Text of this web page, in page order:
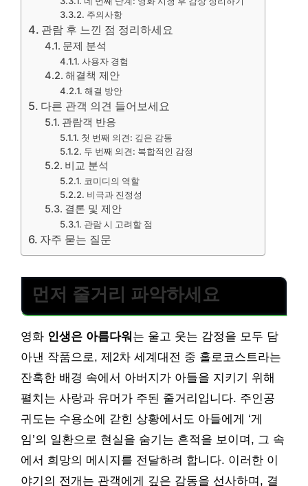
주의사항
관람 후 느낀 점 정리하세요
문제 분석
사용자 경험
해결책 제안
해결 방안
다른 관객 의견 들어보세요
관람객 반응
첫 번째 의견: 깊은 감동
두 번째 의견: 복합적인 감정
비교 분석
코미디의 역할
비극과 진정성
결론 및 제안
관람 시 고려할 점
자주 묻는 질문
먼저 줄거리 파악하세요
영화 인생은 아름다워 는 울고 웃는 감정을 모두 담
아낸 작품으로, 제2차 세계대전 중 홀로코스트라는
잔혹한 배경 속에서 아버지가 아들을 지키기 위해
펼치는 사랑과 유머가 주된 줄거리입니다. 주인공
귀도는 수용소에 갇힌 상황에서도 아들에게 ‘게
임’의 일환으로 현실을 숨기는 흔적을 보이며, 그 속
에서 희망의 메시지를 전달하려 합니다. 이러한 이
야기의 전개는 관객에게 깊은 감동을 선사하며, 결